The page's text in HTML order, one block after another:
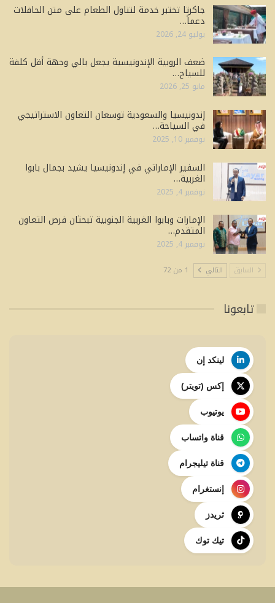
جاكرتا تختبر خدمة لتناول الطعام على متن الحافلات
دعماً…
يوليو 24, 2026
ضعف الروبية الإندونيسية يجعل بالي وجهة أقل كلفة
للسياح…
مايو 25, 2026
إندونيسيا والسعودية توسعان التعاون الاستراتيجي
في السياحة…
نوفمبر 10, 2025
السفير الإماراتي في إندونيسيا يشيد بجمال بابوا
الغربية…
نوفمبر 4, 2025
الإمارات وبابوا الغربية الجنوبية تبحثان فرص التعاون
المتقدم…
نوفمبر 4, 2025
السابق التالي 1 من 72
تابعونا
لينكد إن
إكس (تويتر)
يوتيوب
قناة واتساب
قناة تيليجرام
إنستغرام
ثريدز
تيك توك